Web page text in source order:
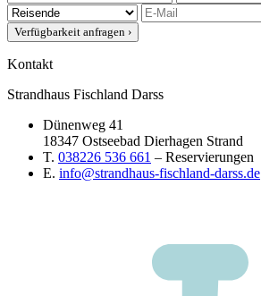
Verfügbarkeit anfragen ›
Kontakt
Strandhaus Fischland Darss
Dünenweg 41
18347 Ostseebad Dierhagen Strand
T. 038226 536 661 – Reservierungen
E. info@strandhaus-fischland-darss.de